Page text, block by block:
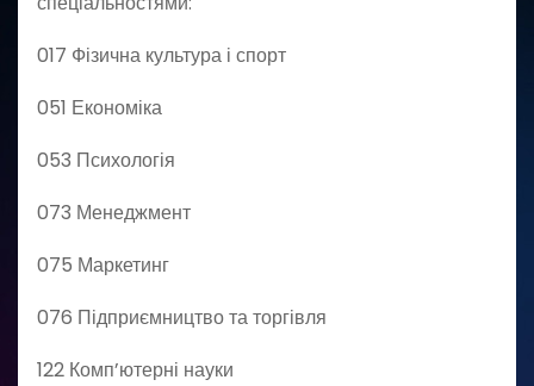
017 Фізична культура і спорт
051 Економіка
053 Психологія
073 Менеджмент
075 Маркетинг
076 Підприємництво та торгівля
122 Комп’ютерні науки